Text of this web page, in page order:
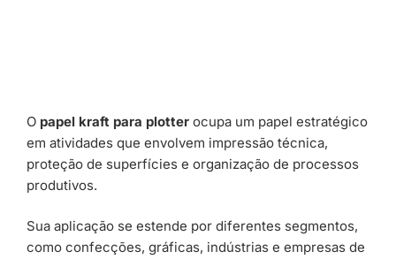
O papel kraft para plotter ocupa um papel estratégico
em atividades que envolvem impressão técnica,
proteção de superfícies e organização de processos
produtivos.
Sua aplicação se estende por diferentes segmentos,
como confecções, gráficas, indústrias e empresas de